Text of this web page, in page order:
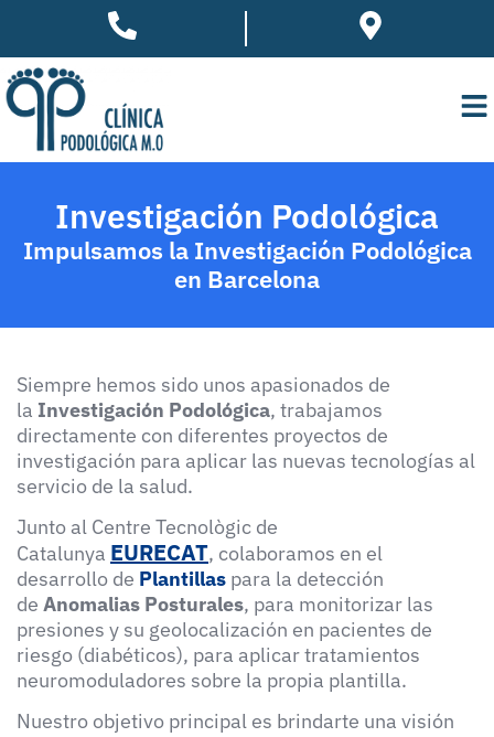
Investigación Podológica
Impulsamos la Investigación Podológica
en Barcelona
Siempre hemos sido unos apasionados de
la Investigación Podológica, trabajamos
directamente con diferentes proyectos de
investigación para aplicar las nuevas tecnologías al
servicio de la salud.
Junto al Centre Tecnològic de
Catalunya EURECAT, colaboramos en el
desarrollo de Plantillas para la detección
de Anomalias Posturales, para monitorizar las
presiones y su geolocalización en pacientes de
riesgo (diabéticos), para aplicar tratamientos
neuromoduladores sobre la propia plantilla.
Nuestro objetivo principal es brindarte una visión